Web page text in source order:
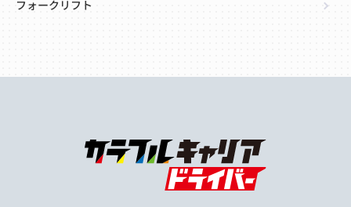
フォークリフト